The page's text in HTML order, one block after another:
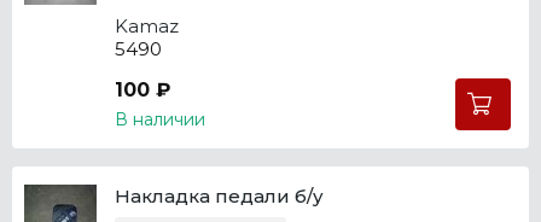
Kamaz
5490
100 ₽
В наличии
Накладка педали б/у